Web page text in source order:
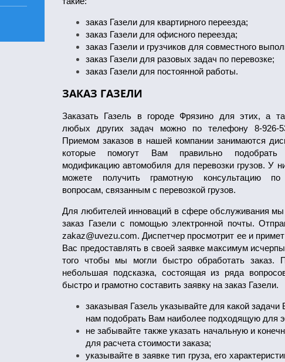
заказ Газели для квартирного переезда;
заказ Газели для офисного переезда;
заказ Газели и грузчиков для совместного
заказ Газели для разовых задач по перевозке;
заказ Газели для постоянной работы.
ЗАКАЗ ГАЗЕЛИ
Заказать Газель в городе Фрязино для этих, а
любых других задач можно по телефону 8-926-
Приемом заказов в нашей компании занимаются
которые помогут Вам правильно подобрать
модификацию автомобиля для перевозки грузов. У
можете получить грамотную консультацию
вопросам, связанным с перевозкой грузов.
Для любителей инноваций в сфере обслуживания
заказ Газели с помощью электронной почты.
zakaz@uvezu.com. Диспетчер просмотрит ее и
Вас предоставлять в своей заявке максимум
того чтобы мы могли быстро обработать
небольшая подсказка, состоящая из ряда
быстро и грамотно составить заявку на заказ Газели.
заказывая Газель указывайте для какой
нам подобрать Вам наиболее подходящую для
не забывайте также указать начальную и
для расчета стоимости заказа;
указывайте в заявке тип груза, его